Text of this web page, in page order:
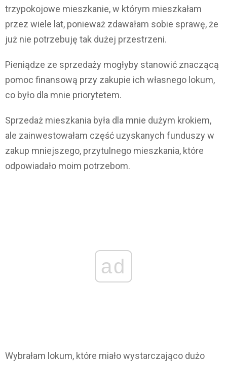
trzypokojowe mieszkanie, w którym mieszkałam
przez wiele lat, ponieważ zdawałam sobie sprawę, że
już nie potrzebuję tak dużej przestrzeni.
Pieniądze ze sprzedaży mogłyby stanowić znaczącą
pomoc finansową przy zakupie ich własnego lokum,
co było dla mnie priorytetem.
Sprzedaż mieszkania była dla mnie dużym krokiem,
ale zainwestowałam część uzyskanych funduszy w
zakup mniejszego, przytulnego mieszkania, które
odpowiadało moim potrzebom.
ad
Wybrałam lokum, które miało wystarczająco dużo